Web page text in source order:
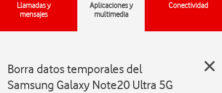
Llamadas y
mensajes
Aplicaciones y
multimedia
Conectividad
Borra datos temporales del
Samsung Galaxy Note20 Ultra 5G